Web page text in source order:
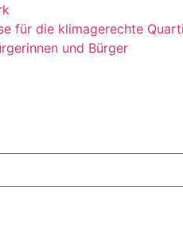
für die klimagerechte
und Bürger